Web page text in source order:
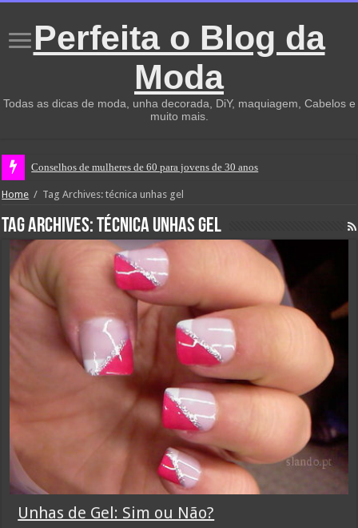
Perfeita o Blog da
Moda
Todas as dicas de moda, unha decorada, DiY, maquiagem, Cabelos e
muito mais.
Conselhos de mulheres de 60 para jovens de 30 anos
Home / Tag Archives: técnica unhas gel
Tag Archives:técnica unhas gel
Unhas de Gel: Sim ou Não?